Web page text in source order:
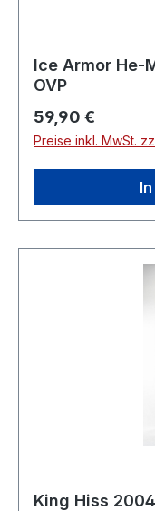
Ice Armor He-
OVP
Regulärer Preis:
59,90 €
Preise inkl. MwSt.
King Hiss